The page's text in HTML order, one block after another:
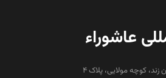
عاشوراء
زند، کوچه مولایی، پلاک 4